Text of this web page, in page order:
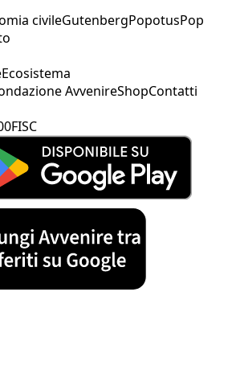
civileGutenbergPopotusPop
Ecosistema
AvvenireShopContatti
FISC